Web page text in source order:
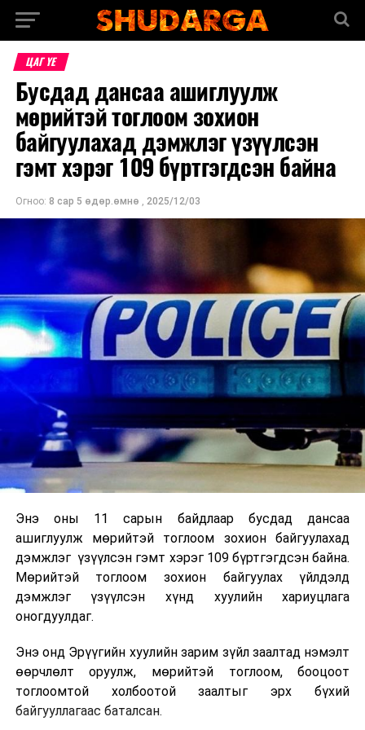
ЦАГ ҮЕ
Бусдад дансаа ашиглуулж
мөрийтэй тоглоом зохион
байгуулахад дэмжлэг үзүүлсэн
гэмт хэрэг 109 бүртгэгдсэн байна
Огноо: 8 сар 5 өдөр.өмнө , 2025/12/03
Энэ оны 11 сарын байдлаар бусдад дансаа
ашиглуулж мөрийтэй тоглоом зохион байгуулахад
дэмжлэг үзүүлсэн гэмт хэрэг 109 бүртгэгдсэн байна.
Мөрийтэй тоглоом зохион байгуулах үйлдэлд
дэмжлэг үзүүлсэн хүнд хуулийн хариуцлага
оногдуулдаг.
Энэ онд Эрүүгийн хуулийн зарим зүйл заалтад нэмэлт
өөрчлөлт оруулж, мөрийтэй тоглоом, бооцоот
тоглоомтой холбоотой заалтыг эрх бүхий
байгууллагаас баталсан.